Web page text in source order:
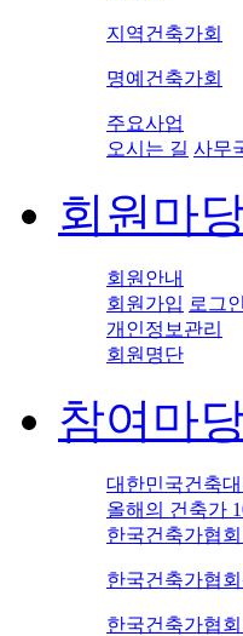
지역건축가회
명예건축가회
주요사업
오시는 길 사무
회원마
회원안내
회원가입 로그인
개인정보관리
회원명단
참여마
대한민국건축대
올해의 건축가
한국건축가협
한국건축가협
한국건축가협